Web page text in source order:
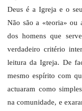
Deus é a Igreja e o
Não são a «teoria» ou
dos homens que
verdadeiro critério
leitura da Igreja. De
mesmo espírito com
actuaram como
na comunidade, e